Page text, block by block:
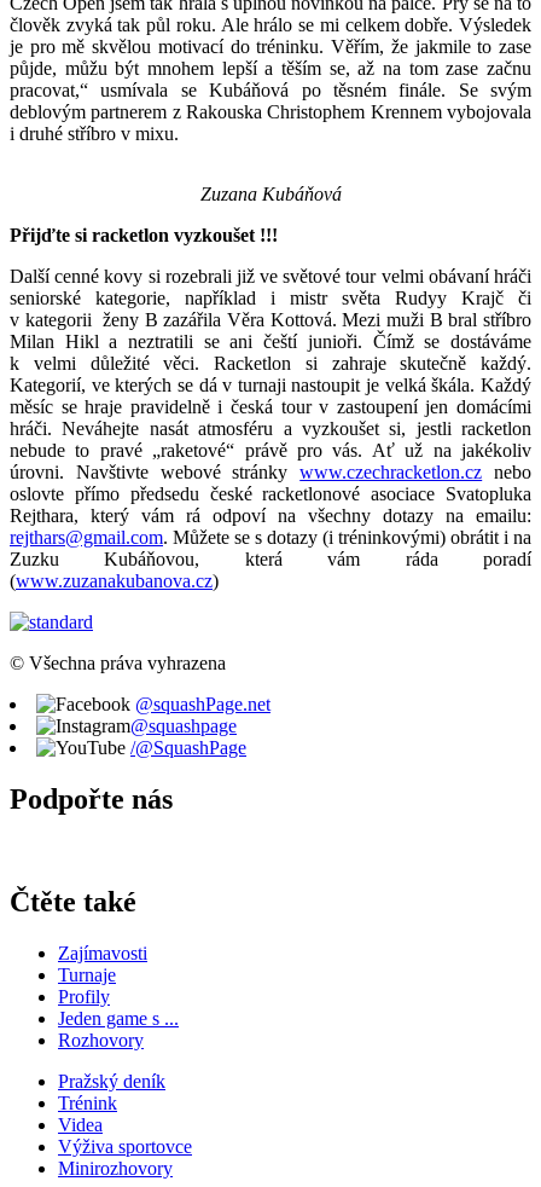
člověk zvyká tak půl roku. Ale hrálo se mi celkem dobře. Výsledek
je pro mě skvělou motivací do tréninku. Věřím, že jakmile to zase
půjde, můžu být mnohem lepší a těším se, až na tom zase začnu
pracovat,“ usmívala se Kubáňová po těsném finále. Se svým
deblovým partnerem z Rakouska Christophem Krennem vybojovala
i druhé stříbro v mixu.
Zuzana Kubáňová
Přijďte si racketlon vyzkoušet !!!
Další cenné kovy si rozebrali již ve světové tour velmi obávaní hráči
seniorské kategorie, například i mistr světa Rudyy Krajč či
v kategorii ženy B zazářila Věra Kottová. Mezi muži B bral stříbro
Milan Hikl a neztratili se ani čeští junioři. Čímž se dostáváme
k velmi důležité věci. Racketlon si zahraje skutečně každý.
Kategorií, ve kterých se dá v turnaji nastoupit je velká škála. Každý
měsíc se hraje pravidelně i česká tour v zastoupení jen domácími
hráči. Neváhejte nasát atmosféru a vyzkoušet si, jestli racketlon
nebude to pravé „raketové“ právě pro vás. Ať už na jakékoliv
úrovni. Navštivte webové stránkywww.czechracketlon.cz nebo
oslovte přímo předsedu české racketlonové asociace Svatopluka
Rejthara, který vám rá odpoví na všechny dotazy na emailu:
rejthars@gmail.com. Můžete se s dotazy (i tréninkovými) obrátit i na
Zuzku Kubáňovou, která vám ráda poradí
(www.zuzanakubanova.cz)
© Všechna práva vyhrazena
@squashPage.net
@squashpage
/@SquashPage
Podpořte nás
Čtěte také
Zajímavosti
Turnaje
Profily
Jeden game s ...
Rozhovory
Pražský deník
Trénink
Videa
Výživa sportovce
Minirozhovory